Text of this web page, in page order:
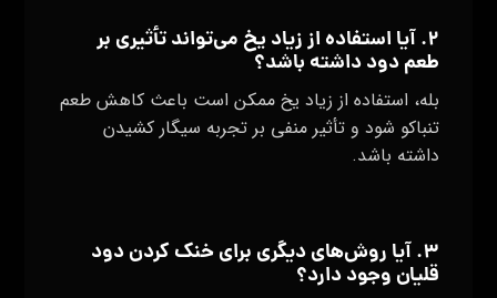
۲. آیا استفاده از زیاد یخ می‌تواند تأثیری بر
طعم دود داشته باشد؟
بله، استفاده از زیاد یخ ممکن است باعث کاهش طعم
تنباکو شود و تأثیر منفی بر تجربه سیگار کشیدن
داشته باشد.
۳. آیا روش‌های دیگری برای خنک کردن دود
قلیان وجود دارد؟